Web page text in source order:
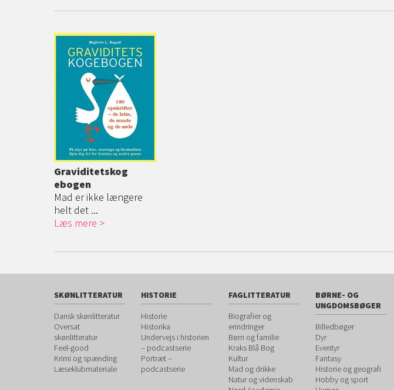
Graviditetskog
ebogen
Mad er ikke længere
helt det ...
Læs mere
SKØNLITTERATUR
Dansk skønlitteratur
Oversat
skønlitteratur
Feel-good
Krimi og spænding
Læseklubmateriale
HISTORIE
Historie
Historika
Undervejs i historien
– podcastserie
Portræt –
podcastserie
FAGLITTERATUR
Biografier og
erindringer
Børn og familie
Kraks Blå Bog
Kultur
Mad og drikke
Natur og videnskab
BØRNE- OG
UNGDOMSBØGER
Billedbøger
Dyr
Eventyr
Fantasy
Historie og geografi
Hobby og sport